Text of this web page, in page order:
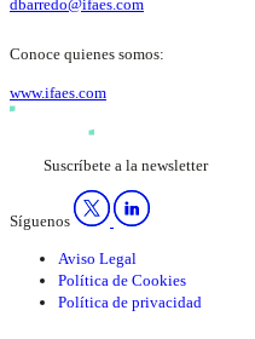
dbarredo@ifaes.com
Conoce quienes somos:
www.ifaes.com
Suscríbete a la newsletter
Síguenos
Aviso Legal
Política de Cookies
Política de privacidad